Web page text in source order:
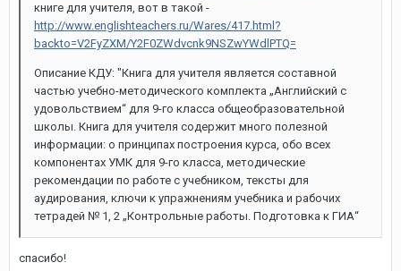
книге для учителя, вот в такой -
http://www.englishteachers.ru/Wares/417.html?
backto=V2FyZXM/Y2F0ZWdvcnk9NSZwYWdlPTQ=
Описание КДУ: "Книга для учителя является составной
частью учебно-методического комплекта „Английский с
удовольствием“ для 9-го класса общеобразовательной
школы. Книга для учителя содержит много полезной
информации: о принципах построения курса, обо всех
компонентах УМК для 9-го класса, методические
рекомендации по работе с учебником, тексты для
аудирования, ключи к упражнениям учебника и рабочих
тетрадей № 1, 2 „Контрольные работы. Подготовка к ГИА“
спасибо!